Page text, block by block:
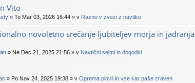
Vito
» To Mar 03, 2026 16:44 » v Razno v zvezi z navtiko
novoletno srečanje ljubiteljev morja in jadranja
» Ne Dec 21, 2025 21:56 » v Navtični sejmi in dogodki
» Po Nov 24, 2025 19:38 » v Oprema plovil in vse kar paše zraven